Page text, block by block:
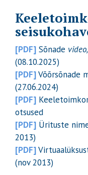
[PDF] Sõnade
(08.10.2025)
[PDF]Võõrsõnade
(27.06.2024)
[PDF]
otsused
[PDF] Ürituste
2013)
[PDF]
(nov 2013)